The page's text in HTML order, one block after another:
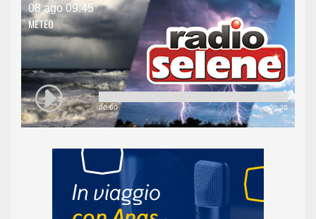
08 ago 09:45
METEO
00:00 00:25